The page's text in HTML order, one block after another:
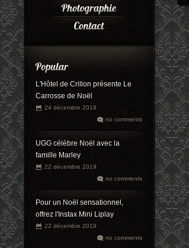
L'Hôtel de Crillon présente Le
Carrosse de Noël
24 décembre 2019
no comments
UGG célèbre Noël avec la
famille Marley
22 décembre 2019
no comments
Pour un Noël sensationnel,
offrez l'Instax Mini Liplay
22 décembre 2019
no comments